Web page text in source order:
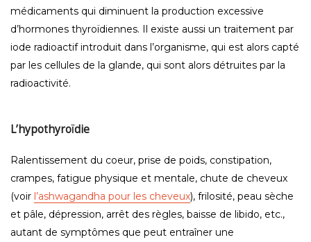
médicaments qui diminuent la production excessive
d’hormones thyroïdiennes. Il existe aussi un traitement par
iode radioactif introduit dans l’organisme, qui est alors capté
par les cellules de la glande, qui sont alors détruites par la
radioactivité.
L’hypothyroïdie
Ralentissement du coeur, prise de poids, constipation,
crampes, fatigue physique et mentale, chute de cheveux
(voir l’ashwagandha pour les cheveux), frilosité, peau sèche
et pâle, dépression, arrêt des règles, baisse de libido, etc.,
autant de symptômes que peut entraîner une